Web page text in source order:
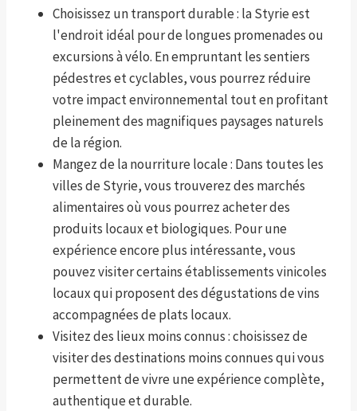
Choisissez un transport durable : la Styrie est
l'endroit idéal pour de longues promenades ou
excursions à vélo. En empruntant les sentiers
pédestres et cyclables, vous pourrez réduire
votre impact environnemental tout en profitant
pleinement des magnifiques paysages naturels
de la région.
Mangez de la nourriture locale : Dans toutes les
villes de Styrie, vous trouverez des marchés
alimentaires où vous pourrez acheter des
produits locaux et biologiques. Pour une
expérience encore plus intéressante, vous
pouvez visiter certains établissements vinicoles
locaux qui proposent des dégustations de vins
accompagnées de plats locaux.
Visitez des lieux moins connus : choisissez de
visiter des destinations moins connues qui vous
permettent de vivre une expérience complète,
authentique et durable.